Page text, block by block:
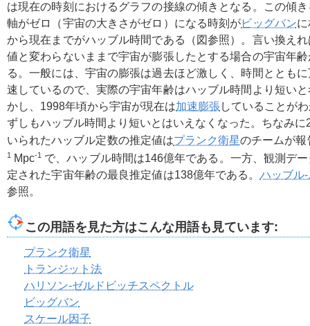
は現在の時刻におけるグラフの接線の傾きとなる。この傾
軸がゼロ（宇宙の大きさがゼロ）になる時刻がビッグバン
から現在までがハッブル時間である（図参照）。言い換え
値と変わらないままで宇宙が膨張したとする場合の宇宙年
る。一般には、宇宙の膨張は過去ほど激しく、時間ととも
速しているので、実際の宇宙年齢はハッブル時間より短い
かし、1998年頃から宇宙が現在は加速膨張していることが
ずしもハッブル時間より短いとはいえなくなった。ちなみ
いられたハッブル定数の推定値はプランク衛星のチームが
1 Mpc-1 で、ハッブル時間は146億年である。一方、観測デ
定された宇宙年齢の最良推定値は138億年である。 ハッブル
参照。
この用語を見た方はこんな用語も見ています:
プランク衛星
トランジット法
ハリソン-ゼルドビッチスペクトル
ビッグバン
スケール因子